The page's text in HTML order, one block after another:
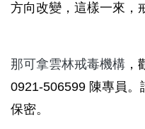
方向改變，這樣一來，
那可拿雲林戒毒機構
0921-506599 陳專員
保密。